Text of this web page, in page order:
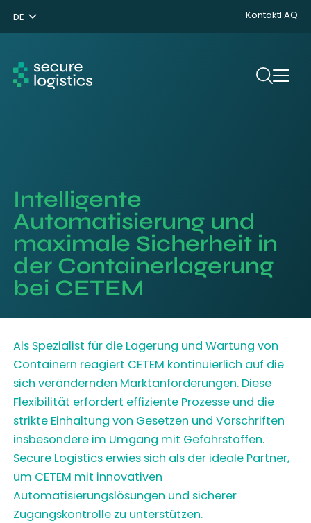
DE
NL
ENG
KontaktFAQ
Intelligente
Automatisierung und
maximale Sicherheit in
der Containerlagerung
bei CETEM
Als Spezialist für die Lagerung und Wartung von
Containern reagiert CETEM kontinuierlich auf die
sich verändernden Marktanforderungen. Diese
Flexibilität erfordert effiziente Prozesse und die
strikte Einhaltung von Gesetzen und Vorschriften
insbesondere im Umgang mit Gefahrstoffen.
Secure Logistics erwies sich als der ideale Partner,
um CETEM mit innovativen
Automatisierungslösungen und sicherer
Zugangskontrolle zu unterstützen.